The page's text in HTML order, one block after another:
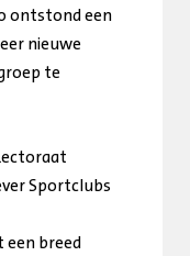
ontstond een
nieuwe
te
Sportclubs
breed